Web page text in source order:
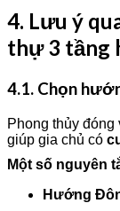
4. Lưu ý
thự 3 tầng
4.1. Chọn
Phong thủy đóng
giúp gia chủ có
Một số nguyên
Hướng